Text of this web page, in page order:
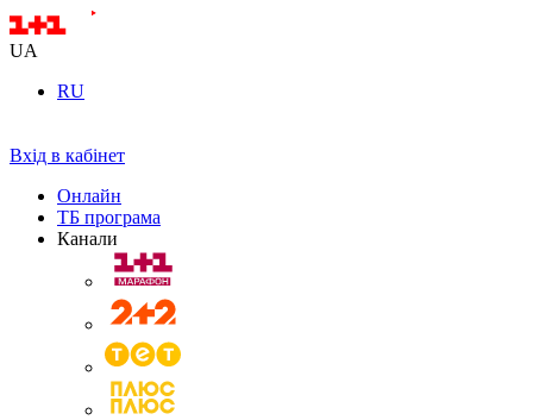
UA
RU
Вхід в кабінет
Онлайн
ТБ програма
Канали